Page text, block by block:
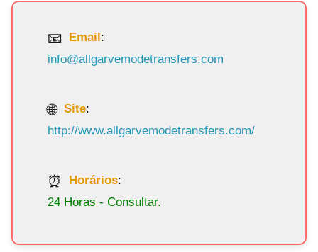
Email:
info@allgarvemodetransfers.com
Site:
http://www.allgarvemodetransfers.com/
Horários:
24 Horas - Consultar.